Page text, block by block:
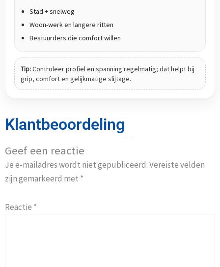
Stad + snelweg
Woon-werk en langere ritten
Bestuurders die comfort willen
Tip:Controleer profiel en spanning regelmatig; dat helpt bij
grip, comfort en gelijkmatige slijtage.
Klantbeoordeling
Geef een reactie
Je e-mailadres wordt niet gepubliceerd.Vereiste velden
zijn gemarkeerd met *
Reactie *